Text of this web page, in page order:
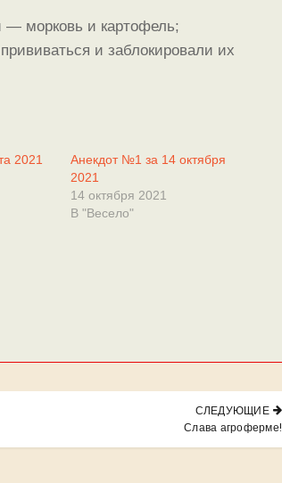
— морковь и картофель;
и заблокировали их
2021
Анекдот №1 за 14 октября
2021
14 октября 2021
В "Весело"
СЛЕДУЮЩИЕ
NEXT
Слава агроферме!